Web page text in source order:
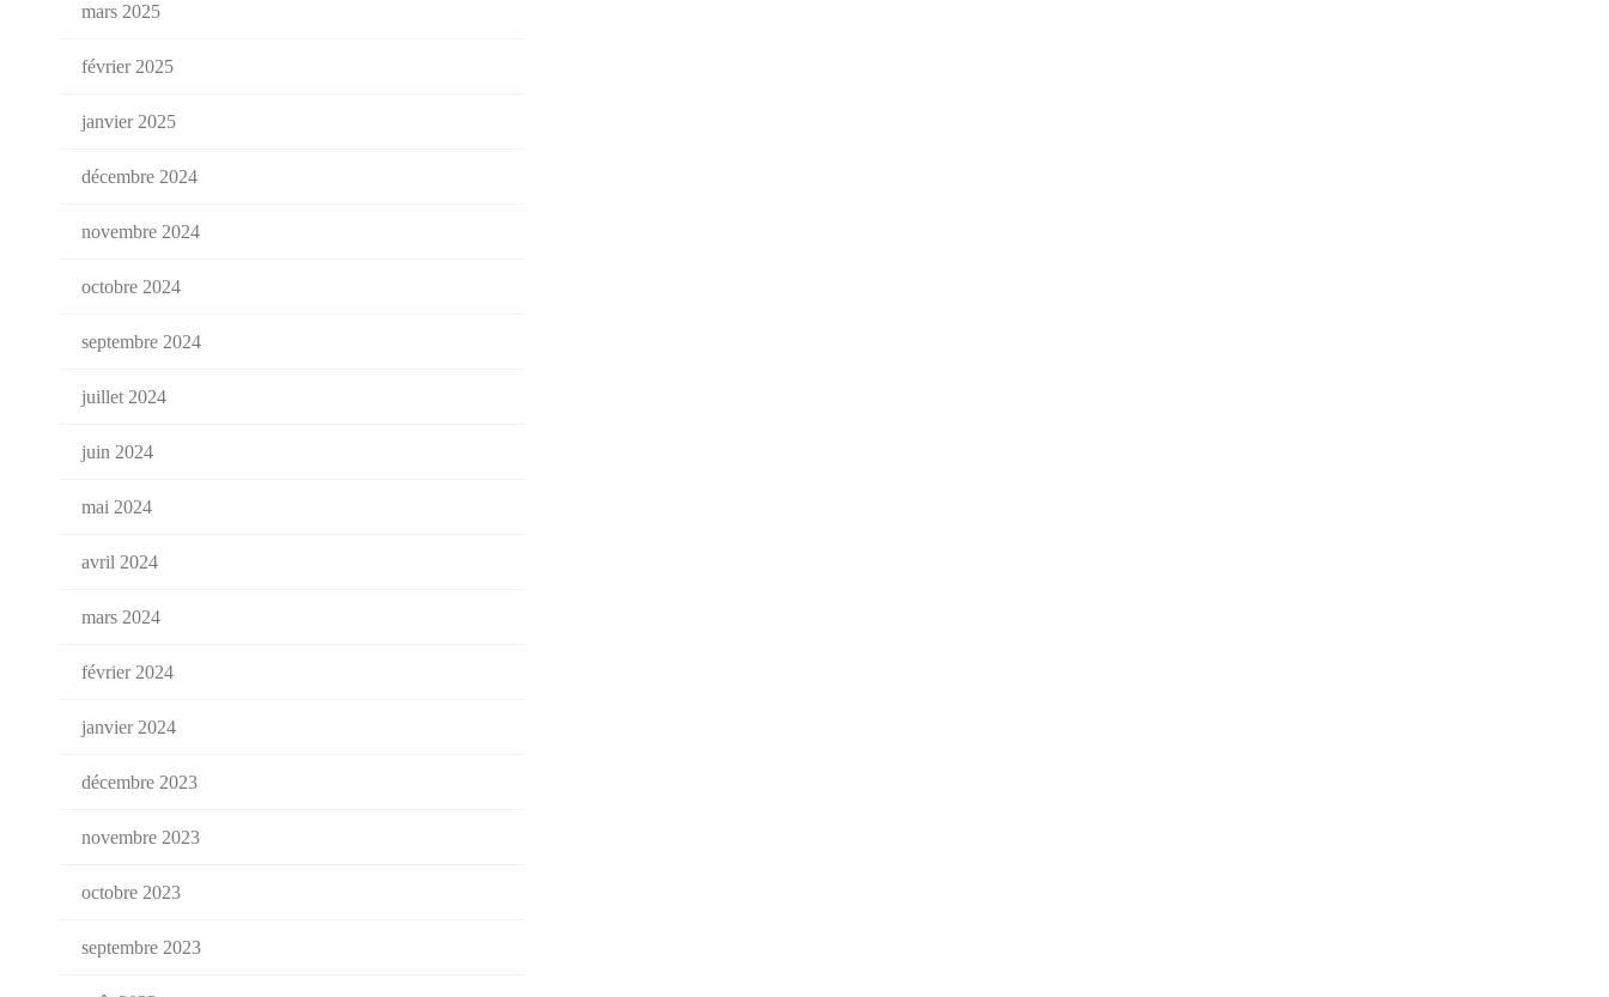
mars 2025
février 2025
janvier 2025
décembre 2024
novembre 2024
octobre 2024
septembre 2024
juillet 2024
juin 2024
mai 2024
avril 2024
mars 2024
février 2024
janvier 2024
décembre 2023
novembre 2023
octobre 2023
septembre 2023